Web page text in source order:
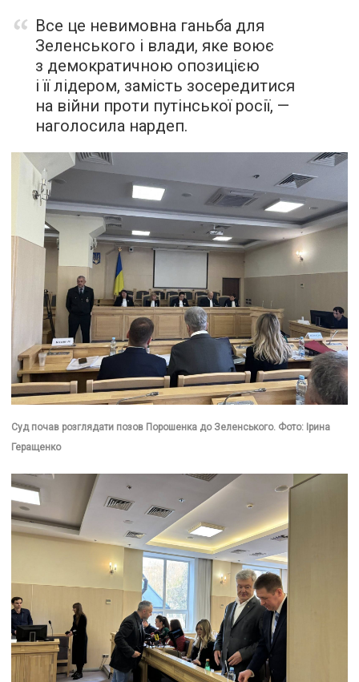
Все це невимовна ганьба для
Зеленського і влади, яке воює
з демократичною опозицією
і її лідером, замість зосередитися
на війни проти путінської росії, —
наголосила нардеп.
Суд почав розглядати позов Порошенка до Зеленського. Фото: Ірина
Геращенко